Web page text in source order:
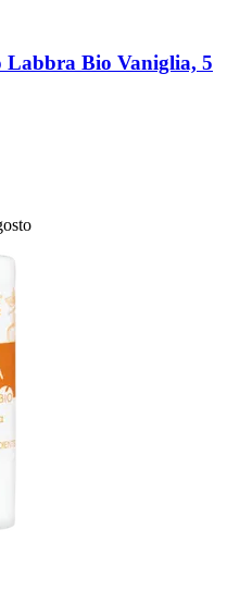
Labbra Bio Vaniglia, 5